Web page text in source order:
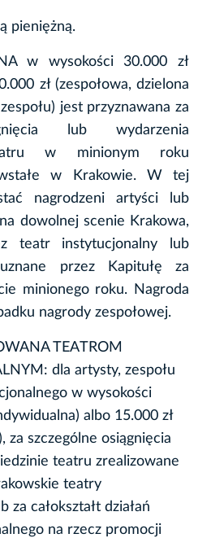
pieniężną.
w wysokości 30.000 zł
zł (zespołowa, dzielona
jest przyznawana za
lub wydarzenia
w minionym roku
w Krakowie. W tej
nagrodzeni artyści lub
dowolnej scenie Krakowa,
teatr instytucjonalny lub
przez Kapitułę za
minionego roku. Nagroda
nagrody zespołowej.
TEATROM
dla artysty, zespołu
w wysokości
albo 15.000 zł
za szczególne osiągnięcia
teatru zrealizowane
teatry
za całokształt działań
na rzecz promocji